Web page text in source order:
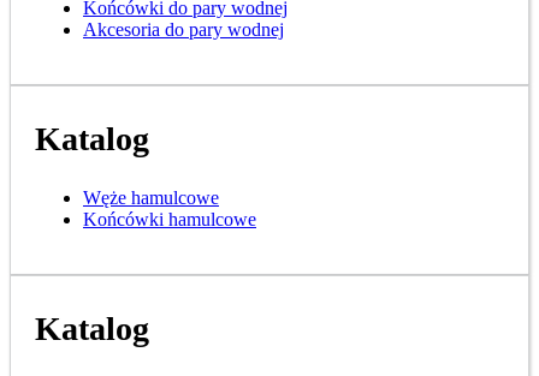
Końcówki do pary wodnej
Akcesoria do pary wodnej
Katalog
Węże hamulcowe
Końcówki hamulcowe
Katalog